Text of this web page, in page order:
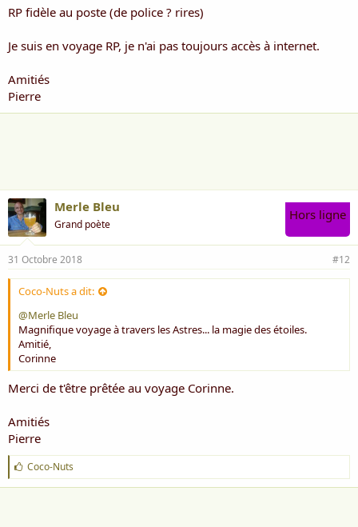
RP fidèle au poste (de police ? rires)
Je suis en voyage RP, je n'ai pas toujours accès à internet.
Amitiés
Pierre
Merle Bleu
Grand poète
Hors ligne
31 Octobre 2018 #12
Coco-Nuts a dit:
@Merle Bleu
Magnifique voyage à travers les Astres... la magie des étoiles.
Amitié,
Corinne
Merci de t'être prêtée au voyage Corinne.
Amitiés
Pierre
J
'
a
Coco-Nuts